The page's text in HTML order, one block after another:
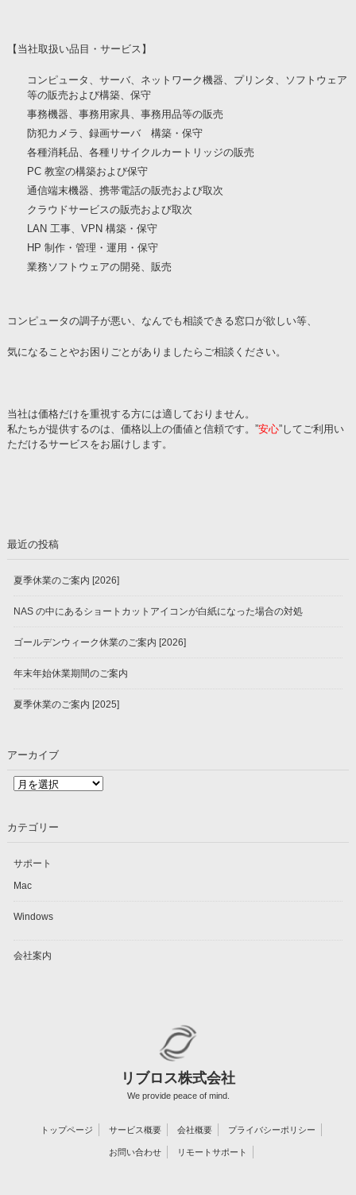
【当社取扱い品目・サービス】
コンピュータ、サーバ、ネットワーク機器、プリンタ、ソフトウェア
等の販売および構築、保守
事務機器、事務用家具、事務用品等の販売
防犯カメラ、録画サーバ 構築・保守
各種消耗品、各種リサイクルカートリッジの販売
PC 教室の構築および保守
通信端末機器、携帯電話の販売および取次
クラウドサービスの販売および取次
LAN 工事、VPN 構築・保守
HP 制作・管理・運用・保守
業務ソフトウェアの開発、販売
コンピュータの調子が悪い、なんでも相談できる窓口が欲しい等、
気になることやお困りごとがありましたらご相談ください。
当社は価格だけを重視する方には適しておりません。
私たちが提供するのは、価格以上の価値と信頼です。”安心”してご利用い
ただけるサービスをお届けします。
最近の投稿
夏季休業のご案内 [2026]
NAS の中にあるショートカットアイコンが白紙になった場合の対処
ゴールデンウィーク休業のご案内 [2026]
年末年始休業期間のご案内
夏季休業のご案内 [2025]
アーカイブ
ア
イ
カテゴリー
サポート
Mac
Windows
会社案内
リブロス株式会社
We provide peace of mind.
トップページ サービス概要 会社概要 プライバシーポリシー
お問い合わせ リモートサポート